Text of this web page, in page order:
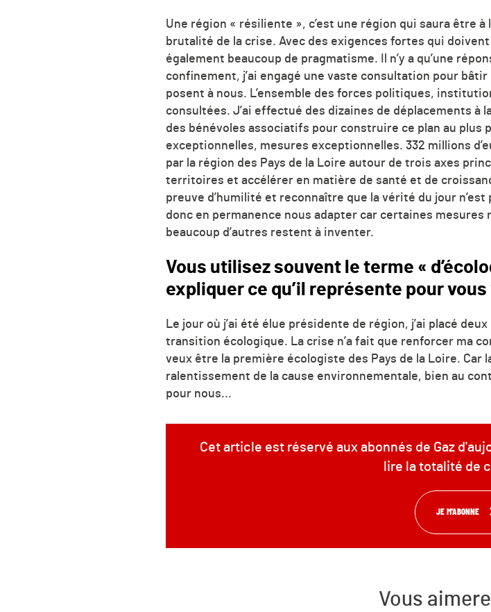
Une région « résiliente », c’est une région qui saura être
brutalité de la crise. Avec des exigences fortes qui
également beaucoup de pragmatisme. Il n’y a qu’une
confinement, j’ai engagé une vaste consultation pour
posent à nous. L’ensemble des forces politiques,
consultées. J’ai effectué des dizaines de déplacements à
des bénévoles associatifs pour construire ce plan au plus
exceptionnelles, mesures exceptionnelles. 332 millions
par la région des Pays de la Loire autour de trois axes
territoires et accélérer en matière de santé et de
preuve d’humilité et reconnaître que la vérité du jour
donc en permanence nous adapter car certaines
beaucoup d’autres restent à inventer.
Vous utilisez souvent le terme «
expliquer ce qu’il représente pour vous
Le jour où j’ai été élue présidente de région, j’ai placé
transition écologique. La crise n’a fait que renforcer ma
veux être la première écologiste des Pays de la Loire. Car
ralentissement de la cause environnementale, bien au
pour nous...
Cet article est réservé aux abonnés de Gaz
lire la totalité de
JE M'ABONNE
Vous